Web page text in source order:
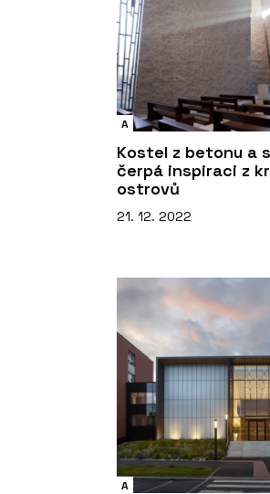
A
Kostel z betonu a
čerpá inspiraci z
ostrovů
21. 12. 2022
A